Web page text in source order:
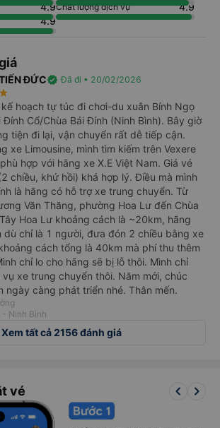
4.9Chất lượng dịch vụ 4.9
4.9
ĐỨCverified Đã đi • 20/02/2026
star_rate
kế hoạch tự túc đi chơi-du xuân Bính Ngọ
Cổ/Chùa Bái Đính (Ninh Bình). Bây giờ
tiện đi lại, vận chuyển rất dễ tiếp cận.
xe Limousine, mình tìm kiếm trên Vexere
hợp với hãng xe X.E Việt Nam. Giá vé
chiều, khứ hồi) khá hợp lý. Điều mà mình
là hãng có hỗ trợ xe trung chuyển. Từ
Văn Thăng, phường Hoa Lư đến Chùa
Hoa Lư khoảng cách là ~20km, hãng
dù chỉ là 1 người, đưa đón 2 chiều bằng xe
cách tổng là 40km mà phí thu thêm
chỉ lo cho hãng sẽ bị lỗ thôi. Mình chỉ
xe trung chuyển thôi. Năm mới, chúc
ngày càng phát triển nhé. Thân mến.
- Ninh Bình
Xem tất cả 2156 đánh giá
vé keyboard_arrow_left keyboard_arrow_right